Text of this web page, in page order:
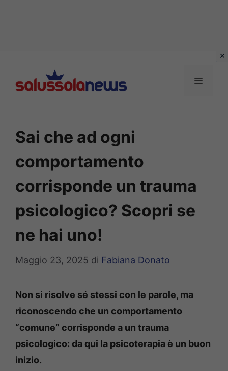
contenuto
MENU
Sai che ad ogni
comportamento
corrisponde un trauma
psicologico? Scopri se
ne hai uno!
Maggio 23, 2025 di Fabiana Donato
Non si risolve sé stessi con le parole, ma
riconoscendo che un comportamento
“comune” corrisponde a un trauma
psicologico: da qui la psicoterapia è un buon
inizio.